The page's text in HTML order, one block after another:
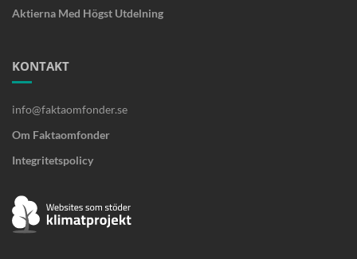
Aktierna Med Högst Utdelning
KONTAKT
info@faktaomfonder.se
Om Faktaomfonder
Integritetspolicy